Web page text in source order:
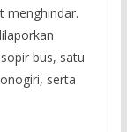
menghindar.
bus, satu
serta